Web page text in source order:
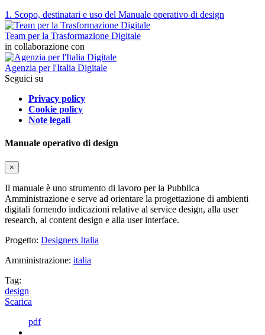
1. Scopo, destinatari e uso del Manuale operativo di design
Team per la Trasformazione Digitale
in collaborazione con
Agenzia per l'Italia Digitale
Seguici su
Privacy policy
Cookie policy
Note legali
Manuale operativo di design
×
Il manuale è uno strumento di lavoro per la Pubblica
Amministrazione e serve ad orientare la progettazione di ambienti
digitali fornendo indicazioni relative al service design, alla user
research, al content design e alla user interface.
Progetto: Designers Italia
Amministrazione: italia
Tag:
design
Scarica
pdf